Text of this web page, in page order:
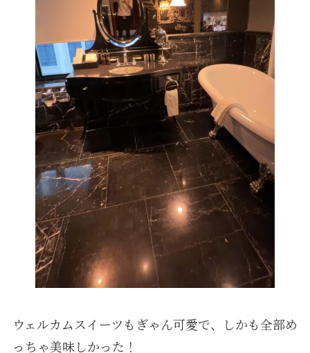
ウェルカムスイーツもぎゃん可愛で、しかも全部め
っちゃ美味しかった！